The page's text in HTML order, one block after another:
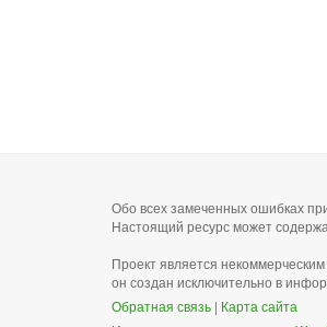
Обо всех замеченных ошибках
Настоящий ресурс может
Проект является
он создан исключительно в
Обратная связь | Карта сайта